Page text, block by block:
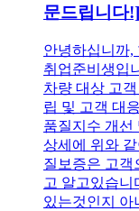
문드립니다!]
안녕하십니까,
취업준비생입
차량 대상 고
립 및 고객 대
품질지수 개선
상세에 위와
질보증은 고객
고 알고있습니
있는것인지 아